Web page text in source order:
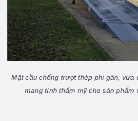
Mặt cầu chống trượt thép phi gân, vừa
mang tính thẩm mỹ cho sản phẩm